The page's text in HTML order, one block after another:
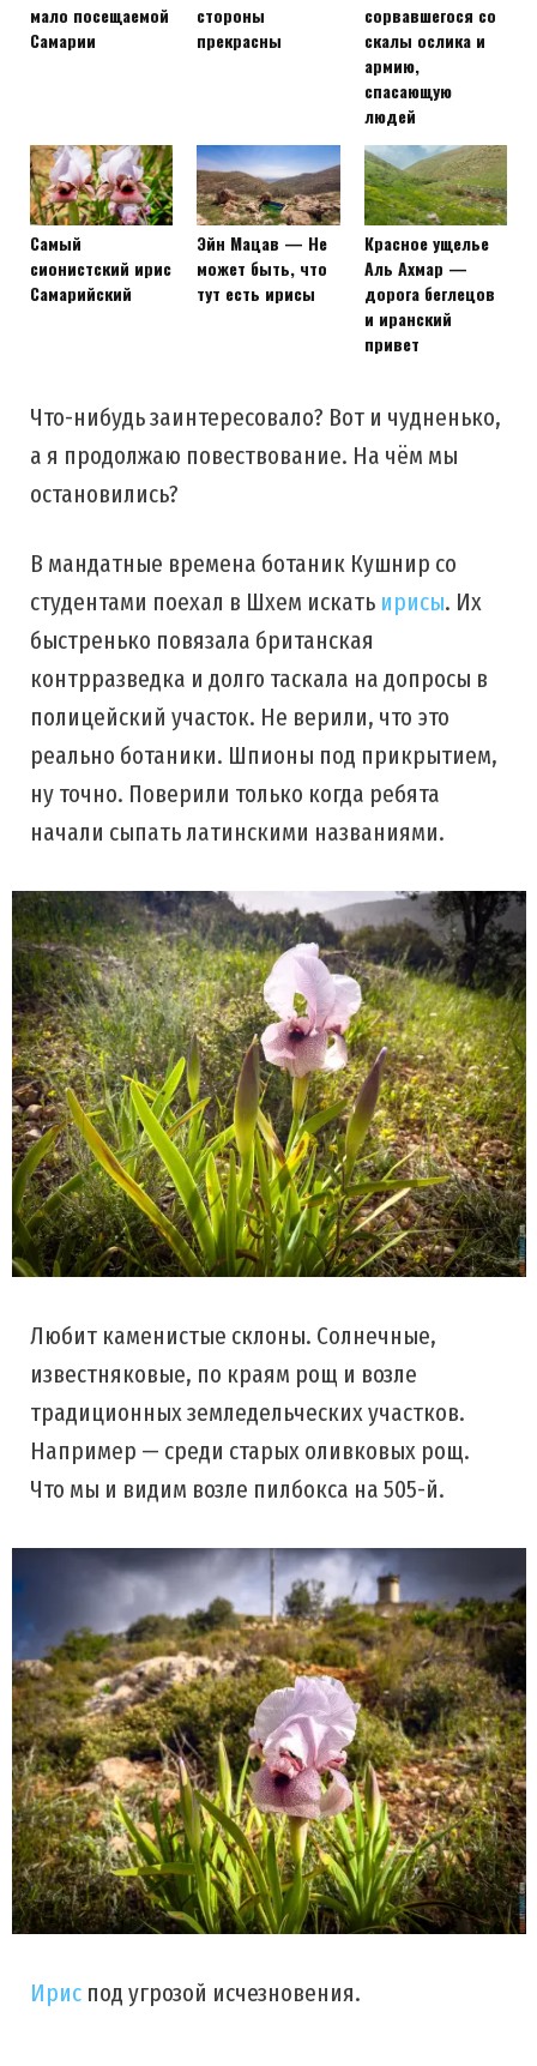
мало посещаемой
Самарии
стороны
прекрасны
сорвавшегося со
скалы ослика и
армию,
спасающую
людей
Самый
сионистский ирис
Самарийский
Эйн Мацав — Не
может быть, что
тут есть ирисы
Красное ущелье
Аль Ахмар —
дорога беглецов
и иранский
привет
Что-нибудь заинтересовало? Вот и чудненько,
а я продолжаю повествование. На чём мы
остановились?
В мандатные времена ботаник Кушнир со
студентами поехал в Шхем искать ирисы. Их
быстренько повязала британская
контрразведка и долго таскала на допросы в
полицейский участок. Не верили, что это
реально ботаники. Шпионы под прикрытием,
ну точно. Поверили только когда ребята
начали сыпать латинскими названиями.
Любит каменистые склоны. Солнечные,
известняковые, по краям рощ и возле
традиционных земледельческих участков.
Например — среди старых оливковых рощ.
Что мы и видим возле пилбокса на 505-й.
Ирис под угрозой исчезновения.